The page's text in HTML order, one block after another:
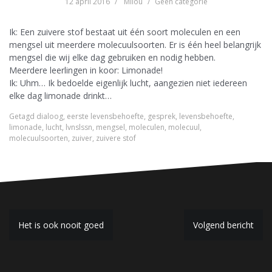
Ik: Een zuivere stof bestaat uit één soort moleculen en een
mengsel uit meerdere molecuulsoorten. Er is één heel belangrijk
mengsel die wij elke dag gebruiken en nodig hebben.
Meerdere leerlingen in koor: Limonade!
Ik: Uhm… Ik bedoelde eigenlijk lucht, aangezien niet iedereen
elke dag limonade drinkt…
Getagd dialoog, eerste levensbehoefte, gesprek, levensbehoefte,
limonade, lucht, lvnslssn, mengsel, moleculen, molecuul,
molecuulsoorten, zuiver, zuivere stof
BHet is ook nooit goed Volgend bericht